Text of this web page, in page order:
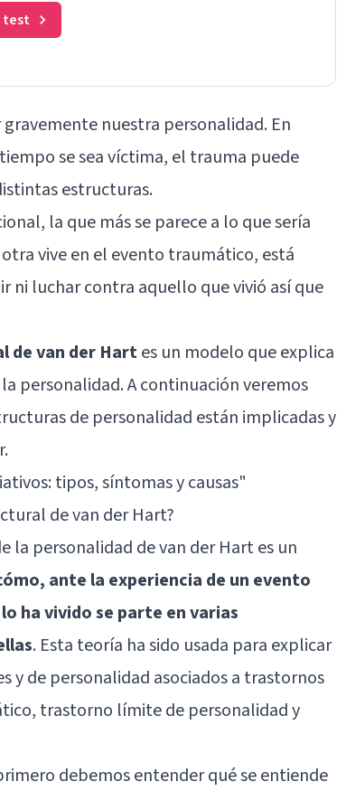
test
nuestra personalidad. En
se sea víctima, el trauma puede
estructuras.
la que más se parece a lo que sería
vive en el evento traumático, está
ni luchar contra aquello que vivió así que
de van der Hartes un modelo que explica
personalidad. A continuación veremos
de personalidad están implicadas y
tipos, síntomas y causas"
de van der Hart?
la personalidad de van der Hart es un
ante la experiencia de un evento
ha vivido se parte en varias
. Esta teoría ha sido usada para explicar
de personalidad asociados a trastornos
trastorno límite de personalidad y
debemos entender qué se entiende